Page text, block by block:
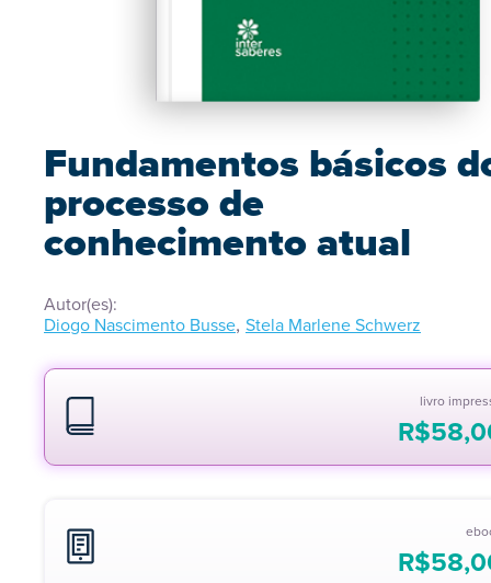
Fundamentos básicos
processo de
conhecimento atual
Autor(es):
Diogo Nascimento Busse, Stela Marlene Schwerz
livro
R$
R$